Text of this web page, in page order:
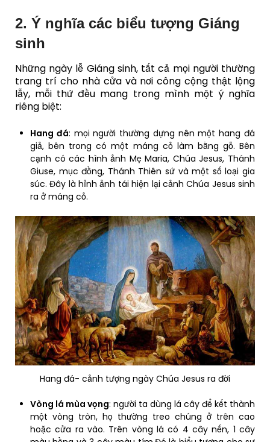
2. Ý nghĩa các biểu tượng Giáng
sinh
Những ngày lễ Giáng sinh, tất cả mọi người thường
trang trí cho nhà cửa và nơi công cộng thật lộng
lẫy, mỗi thứ đều mang trong mình một ý nghĩa
riêng biệt:
Hang đá: mọi người thường dựng nên một hang đá
giả, bên trong có một máng cỏ làm bằng gỗ. Bên
cạnh có các hình ảnh Mẹ Maria, Chúa Jesus, Thánh
Giuse, mục đồng, Thánh Thiên sứ và một số loại gia
súc. Đây là hỉnh ảnh tái hiện lại cảnh Chúa Jesus sinh
ra ở máng cỏ.
Hang đá- cảnh tượng ngày Chúa Jesus ra đời
Vòng lá mùa vọng: người ta dùng lá cây để kết thành
một vòng tròn, họ thường treo chúng ở trên cao
hoặc cửa ra vào. Trên vòng lá có 4 cây nến, 1 cây